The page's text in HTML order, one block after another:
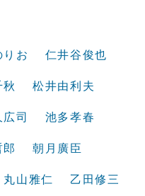
りお 仁井谷俊也
秋 松井由利夫
司 池多孝春
郎 朝月廣臣
丸山雅仁 乙田修三